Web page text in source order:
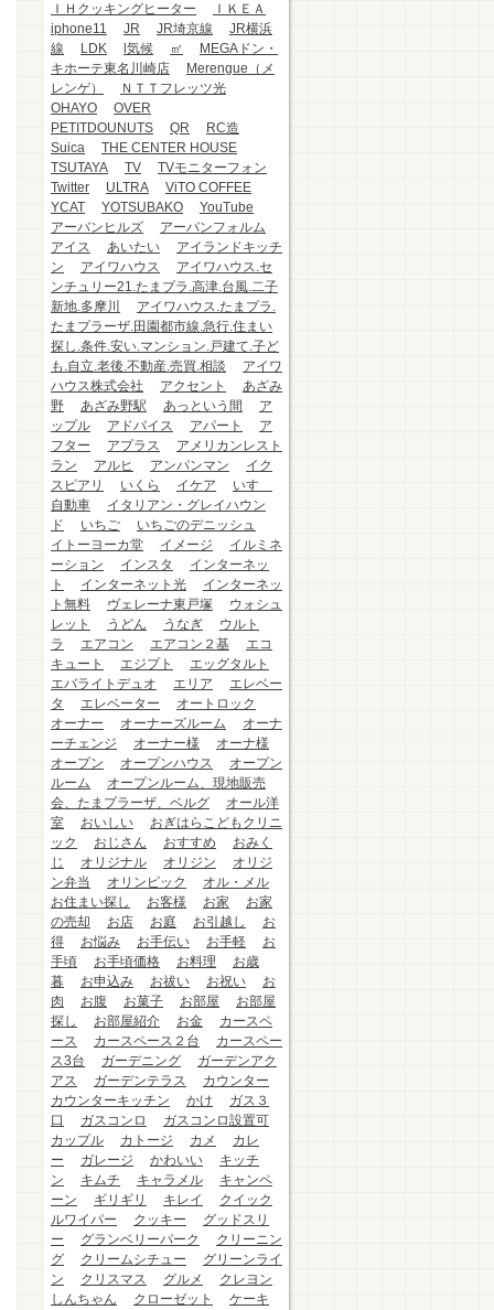
ＩＨクッキングヒーター
ＩＫＥＡ
iphone11
JR JR埼京線
JR横浜
線
LDK l気候 ㎡
MEGAドン・
キホーテ東名川崎店
Merengue（メ
レンゲ）
ＮＴＴフレッツ光
OHAYO
OVER
PETITDOUNUTS
QR
RC造
Suica
THE CENTER HOUSE
TSUTAYA
TV
TVモニターフォン
Twitter
ULTRA
ViTO COFFEE
YCAT
YOTSUBAKO
YouTube
アーバンヒルズ
アーバンフォルム
アイス
あいたい
アイランドキッチ
ン
アイワハウス
アイワハウス.セ
ンチュリー21.たまプラ.高津.台風.二子
新地.多摩川
アイワハウス.たまプラ.
たまプラーザ.田園都市線.急行.住まい
探し.条件.安い.マンション.戸建て.子ど
も.自立.老後.不動産.売買.相談
アイワ
ハウス株式会社
アクセント
あざみ
野
あざみ野駅 あっという間
ア
ップル
アドバイス アパート
ア
フター
アプラス
アメリカンレスト
ラン
アルヒ アンパンマン
イク
スピアリ
いくら イケア
いすゞ
自動車
イタリアン・グレイハウン
ド
いちご
いちごのデニッシュ
イトーヨーカ堂
イメージ
イルミネ
ーション
インスタ
インターネッ
ト
インターネット光
インターネッ
ト無料
ヴェレーナ東戸塚
ウォシュ
レット
うどん うなぎ
ウルト
ラ
エアコン エアコン２基
エコ
キュート
エジプト
エッグタルト
エバライトデュオ
エリア
エレベー
タ
エレベーター
オートロック
オーナー
オーナーズルーム
オーナ
ーチェンジ
オーナー様
オーナ様
オープン
オープンハウス
オープン
ルーム
オープンルーム、現地販売
会、たまプラーザ、ベルグ
オール洋
室
おいしい
おぎはらこどもクリニ
ック
おじさん おすすめ
おみく
じ
オリジナル オリジン
オリジ
ン弁当
オリンピック
オル・メル
お住まい探し
お客様 お家
お家
の売却
お店 お庭 お引越し
お
得
お悩み お手伝い お手軽
お
手頃
お手頃価格 お料理
お歳
暮
お申込み お祓い お祝い
お
肉
お腹 お菓子 お部屋
お部屋
探し
お部屋紹介 お金
カースペ
ース
カースペース２台
カースペー
ス3台
ガーデニング
ガーデンアク
アス
ガーデンテラス
カウンター
カウンターキッチン
かけ
ガス３
口
ガスコンロ
ガスコンロ設置可
カップル
カトージ カメ
カレ
ー
ガレージ かわいい
キッチ
ン
キムチ キャラメル
キャンペ
ーン
ギリギリ キレイ
クイック
ルワイパー
クッキー
グッドスリ
ー
グランベリーパーク
クリーニン
グ
クリームシチュー
グリーンライ
ン
クリスマス グルメ
クレヨン
しんちゃん
クローゼット
ケーキ